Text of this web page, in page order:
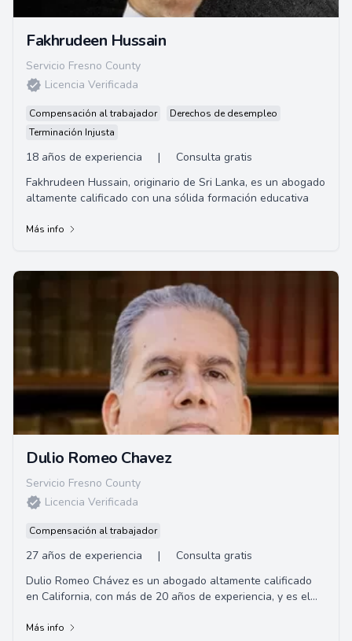
Fakhrudeen Hussain
Servicio Fresno County
Licencia Verificada
Compensación al trabajador
Derechos de desempleo
Terminación Injusta
18 años de experiencia |
Consulta gratis
Fakhrudeen Hussain, originario de Sri Lanka, es un abogado
altamente calificado con una sólida formación educativa
Más info
Dulio Romeo Chavez
Servicio Fresno County
Licencia Verificada
Compensación al trabajador
27 años de experiencia |
Consulta gratis
Dulio Romeo Chávez es un abogado altamente calificado
en California, con más de 20 años de experiencia, y es el
Más info